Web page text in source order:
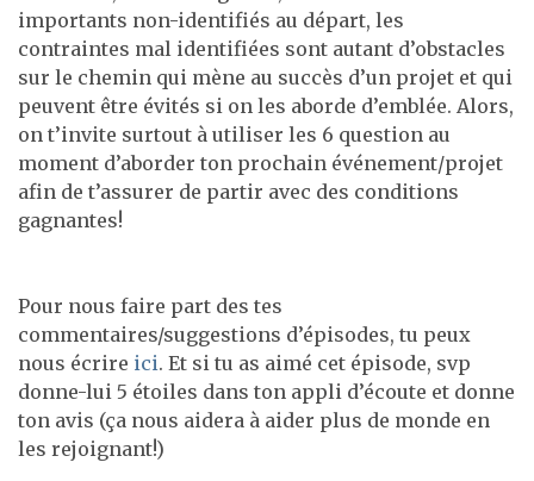
importants non-identifiés au départ, les
contraintes mal identifiées sont autant d’obstacles
sur le chemin qui mène au succès d’un projet et qui
peuvent être évités si on les aborde d’emblée. Alors,
on t’invite surtout à utiliser les 6 question au
moment d’aborder ton prochain événement/projet
afin de t’assurer de partir avec des conditions
gagnantes!
Pour nous faire part des tes
commentaires/suggestions d’épisodes, tu peux
nous écrire ici. Et si tu as aimé cet épisode, svp
donne-lui 5 étoiles dans ton appli d’écoute et donne
ton avis (ça nous aidera à aider plus de monde en
les rejoignant!)